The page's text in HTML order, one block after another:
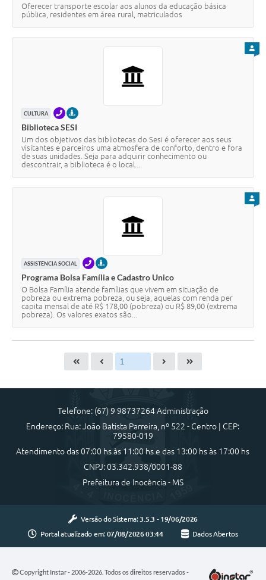
Oferecer transporte escolar aos alunos da educação básica
pública, residentes em área rural, matriculados
CULTURA TELEFONEPRESENCIAL
Biblioteca SESI
Um dos objetivos das bibliotecas do Sesi é oferecer aos seus
visitantes e parceiros uma atmosfera de conforto, dentro e fora
de suas unidades. Seja para adquirir conhecimento ou
descontrair, a biblioteca é o local...
ASSISTÊNCIA SOCIAL TELEFONEPRESENCIAL
Programa Bolsa Família e Cadastro Unico
O Bolsa Família atende famílias que vivem em situação de
pobreza ou extrema pobreza, ou seja, aquelas com renda per
capita mensal de até R$ 178,00 (pobreza) ou R$ 89,00 (extrema
pobreza). Os valores exatos são...
Telefone: (67) 9 98737264 Administração
Endereço: Rua: João Batista Parreira, nº 522 - Centro | CEP:
79580-019
Atendimento das 07:00 hs às 11:00 hs e das 13:00 hs às 17:00 hs
CNPJ: 03.342.938/0001-88
Prefeitura de Inocência - MS
Versão do Sistema: 3.5.3 - 19/06/2026
Portal atualizado em: 07/08/2026 03:44 Dados Abertos
Copyright Instar - 2006-2026. Todos os direitos reservados -